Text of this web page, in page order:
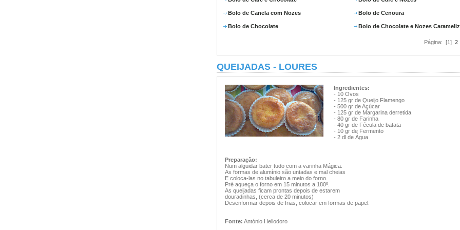
Bolo de Canela com Nozes Bolo de Cenoura
Bolo de Chocolate Bolo de Chocolate e Nozes
Página: [1] 2
QUEIJADAS - LOURES
Ingredientes:
- 10 Ovos
- 125 gr de Queijo Flamengo
- 500 gr de Açúcar
- 125 gr de Margarina derretida
- 80 gr de Farinha
- 40 gr de Fécula de batata
- 10 gr de Fermento
- 2 dl de Água
Preparação:
Num alguidar bater tudo com a varinha Mágica.
As formas de alumínio são untadas e mal cheias
E coloca-las no tabuleiro a meio do forno.
Pré aqueça o forno em 15 minutos a 180º.
As queijadas ficam prontas depois de estarem
douradinhas, (cerca de 20 minutos)
Desenformar depois de frias, colocar em formas de papel.
Fonte: António Heliodoro